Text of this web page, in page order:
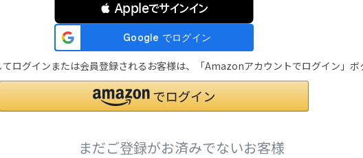
 Appleでサインイン
ログインまたは会員登録されるお客様は、「Amazonアカウントでログイン」ボ
まだご登録がお済みでないお客様